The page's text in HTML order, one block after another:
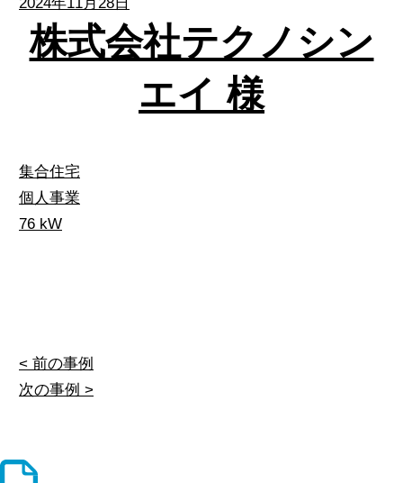
株式会社テクノシン
エイ 様
集合住宅
個人事業
76 kW
< 前の事例
次の事例 >